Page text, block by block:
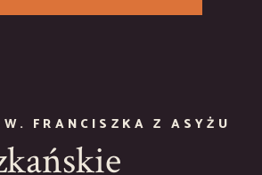
FRANCISZKA Z ASYŻU